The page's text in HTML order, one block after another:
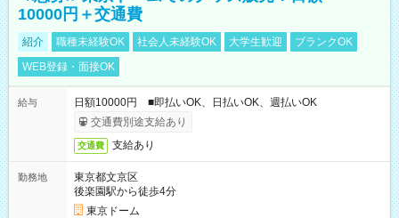
10000円＋交通費
紹介 職種未経験OK 社会人未経験OK 大学生歓迎
ブランクOK
WEB登録・面接OK
給与
日額10000円 ■即払いOK、日払いOK、週払いOK
交通費別途支給あり
交通費 支給あり
勤務地
東京都文京区
後楽園駅から徒歩4分
東京ドーム